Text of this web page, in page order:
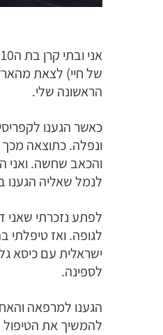
של חיי) לצאת
הראשונה שלי.
כאשר הגענו
ונפלה. כתוצאה
והכאב שחשה. ואני
לנמל שאליה הגענו
לפתע נזכרתי שאני
ישראלית עם כיסא
לספינה.
הגענו למרפאה
להמשיך את הטיפול